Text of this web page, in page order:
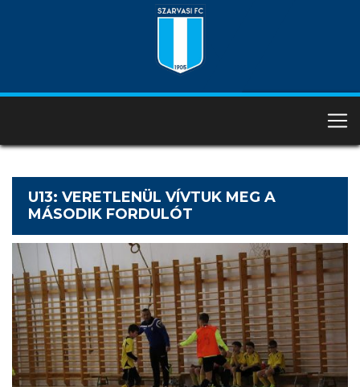
U13: VERETLENÜL VÍVTUK MEG A
MÁSODIK FORDULÓT